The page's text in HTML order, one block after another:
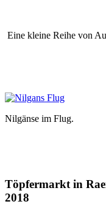
Eine kleine Reihe von
Nilgänse im Flug.
Töpfermarkt in
2018